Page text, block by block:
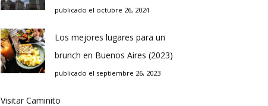
publicado el octubre 26, 2024
Los mejores lugares para un
brunch en Buenos Aires (2023)
publicado el septiembre 26, 2023
Visitar Caminito